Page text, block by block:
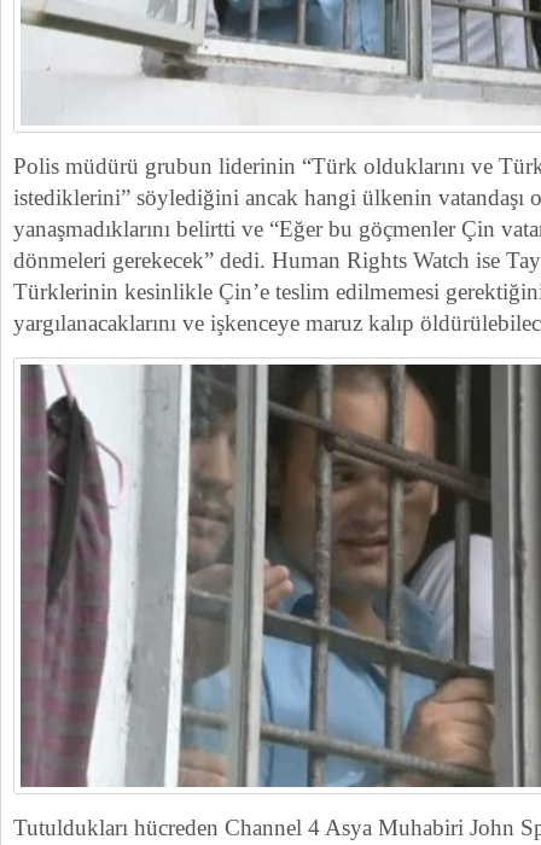
Polis müdürü grubun liderinin “Türk olduklarını ve
istediklerini” söylediğini ancak hangi ülkenin vatandaşı
yanaşmadıklarını belirtti ve “Eğer bu göçmenler Çin
dönmeleri gerekecek” dedi. Human Rights Watch ise
Türklerinin kesinlikle Çin’e teslim edilmemesi
yargılanacaklarını ve işkenceye maruz kalıp
Tutuldukları hücreden Channel 4 Asya Muhabiri John